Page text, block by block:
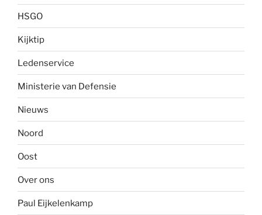
HSGO
Kijktip
Ledenservice
Ministerie van Defensie
Nieuws
Noord
Oost
Over ons
Paul Eijkelenkamp